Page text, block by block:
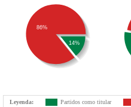
14%
86%
Leyenda: Partidos como titular